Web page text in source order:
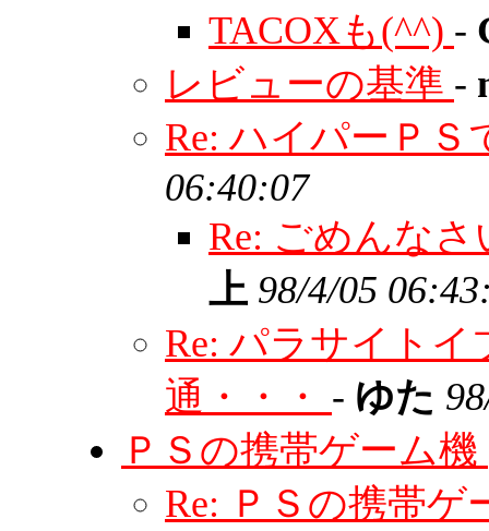
TACOXも(^^) -
レビューの基準 -
Re: ハイパーＰ
06:40:07
Re: ごめんな
上 98/4/05
Re: パラサイト
通・・・ - ゆた
ＰＳの携帯ゲーム機
Re: ＰＳの携帯ゲ